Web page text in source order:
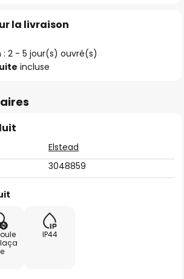
la livraison
: 2 - 5 jour(s) ouvré(s)
incluse
Elstead
3048859
IP44